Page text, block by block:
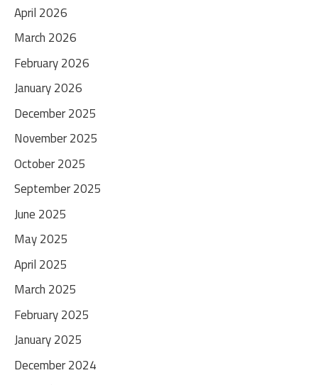
April 2026
March 2026
February 2026
January 2026
December 2025
November 2025
October 2025
September 2025
June 2025
May 2025
April 2025
March 2025
February 2025
January 2025
December 2024